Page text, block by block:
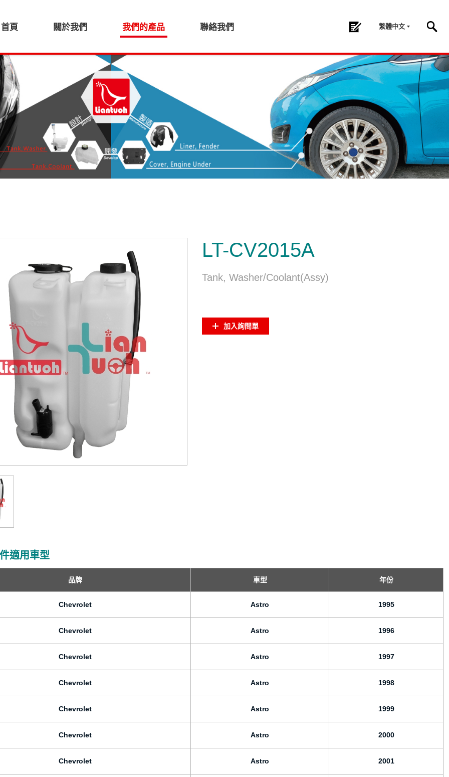
繁體中文
首頁 關於我們 我們的產品 聯絡我們
LT-CV2015A
Tank, Washer/Coolant(Assy)
加入詢問單
適用車型
品牌 車型 年份
Chevrolet Astro 1995
Chevrolet Astro 1996
Chevrolet Astro 1997
Chevrolet Astro 1998
Chevrolet Astro 1999
Chevrolet Astro 2000
Chevrolet Astro 2001